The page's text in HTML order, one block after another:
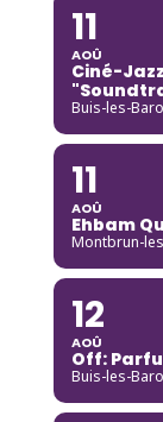
11
AOÛ
Ciné-
Buis-les-
11
AOÛ
Ehbam
Montbrun-
12
AOÛ
Off:
Buis-les-